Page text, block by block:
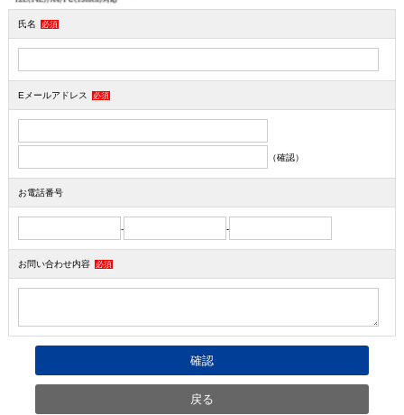
氏名 必須
Eメールアドレス 必須
（確認）
お電話番号
- -
お問い合わせ内容 必須